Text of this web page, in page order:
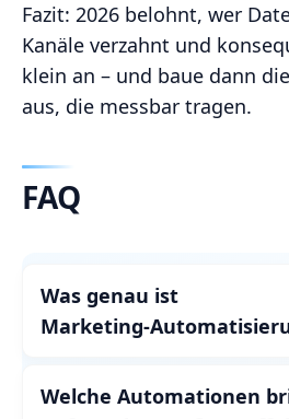
Fazit: 2026 belohnt, wer
Kanäle verzahnt und
klein an – und baue dann
aus, die messbar tragen.
FAQ
Was genau ist
Welche Automationen